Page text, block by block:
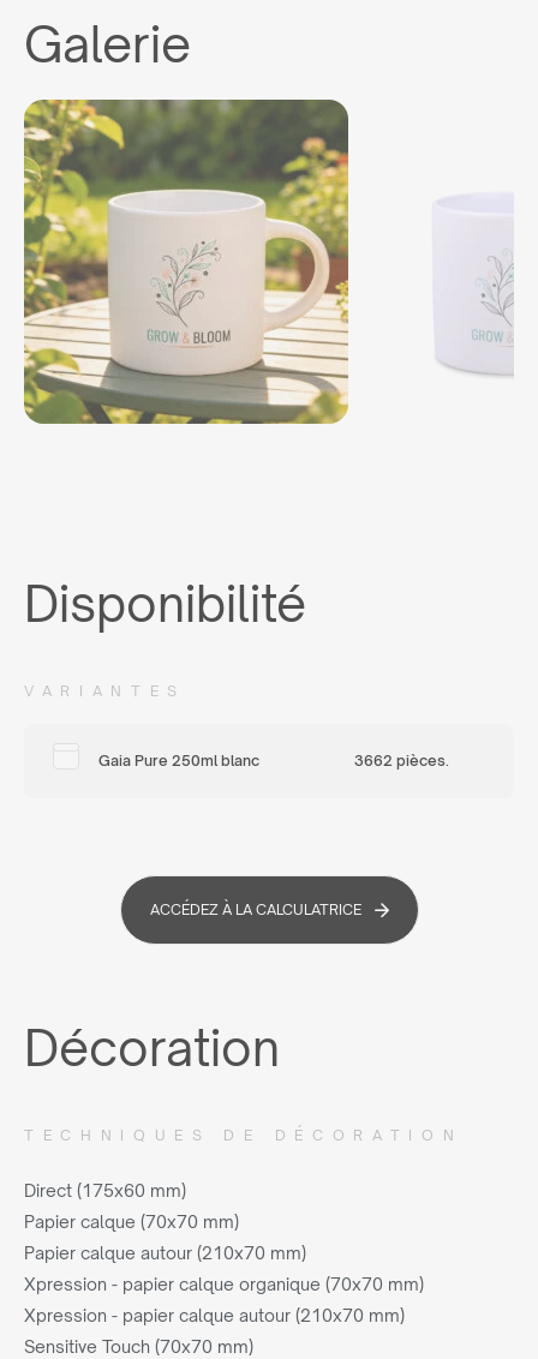
Galerie
Disponibilité
VARIANTES
Gaia Pure 250ml blanc 3662 pièces.
ACCÉDEZ À LA CALCULATRICE
Décoration
TECHNIQUES DE DÉCORATION
Direct (175x60 mm)
Papier calque (70x70 mm)
Papier calque autour (210x70 mm)
Xpression - papier calque organique (70x70 mm)
Xpression - papier calque autour (210x70 mm)
Sensitive Touch (70x70 mm)